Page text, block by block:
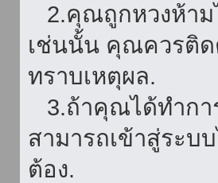
2.คุณถูกหวงห้าม
เช่นนั้น คุณควรติด
ทราบเหตุผล.
3.ถ้าคุณได้ทำกา
สามารถเข้าสู่ระบ
ต้อง.